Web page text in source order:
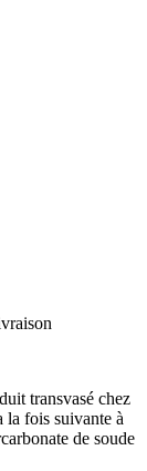
transvasé chez
la fois suivante à
de soude